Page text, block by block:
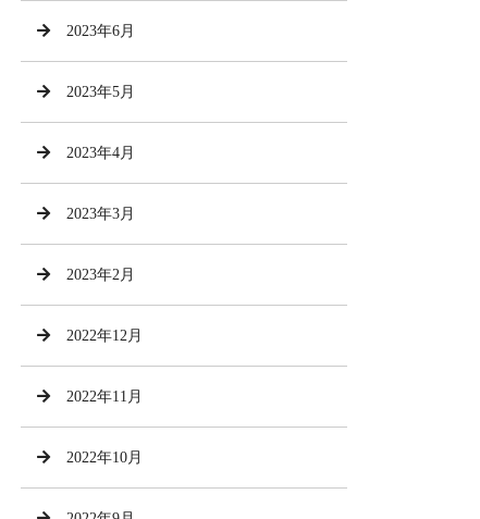
2023年6月
2023年5月
2023年4月
2023年3月
2023年2月
2022年12月
2022年11月
2022年10月